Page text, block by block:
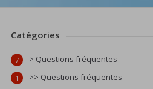
Catégories
> Questions fréquentes
7
>> Questions fréquentes
1